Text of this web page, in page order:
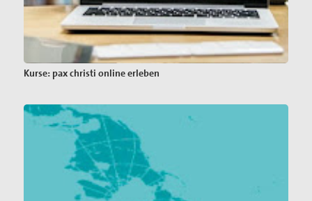
Kurse: pax christi online erleben